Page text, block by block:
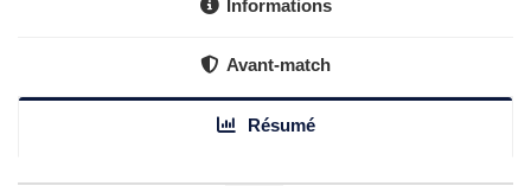
Informations
Avant-match
Résumé